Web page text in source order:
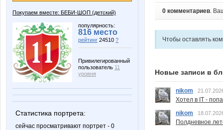
Покупаем вместе: БЕБИ-ШОП (детский)
популярность:
816 место
рейтинг 24510 ?
Привилегированный
пользователь 11
уровня
Статистика портрета:
сейчас просматривают портрет - 0
0 комментариев.
Чтобы оставлять
Новые записи в
nikom
Хотел в IT -
nikom
Полдневное